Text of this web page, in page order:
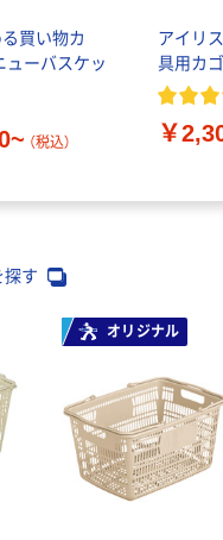
る買い物カ
ューバスケッ
（税込）
アイリ
具用カゴ
￥
探す
オリジナル